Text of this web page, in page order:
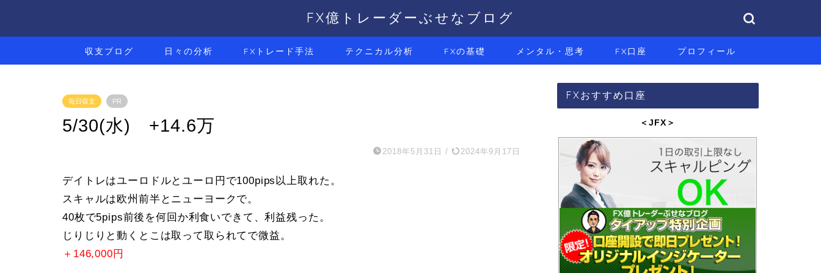
FX億トレーダーぶせなブログ
収支ブログ 日々の分析 FXトレード手法 テクニカル分析 FXの基礎 メンタル・思考 FX口座 プロフィール
毎日収支 PR
5/30(水) +14.6万
2018年5月31日 / 2024年9月17日
デイトレはユーロドルとユーロ円で100pips以上取れた。
スキャルは欧州前半とニューヨークで。
40枚で5pips前後を何回か利食いできて、利益残った。
じりじりと動くとこは取って取られてで微益。
＋146,000円
FXおすすめ口座
＜JFX ＞